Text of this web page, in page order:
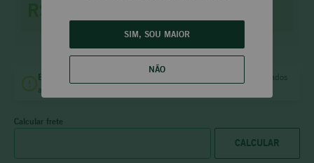
SIM, SOU MAIOR
NÃO
saiba mais
Entrega
para pedidos aprovados
até às
Calcular frete